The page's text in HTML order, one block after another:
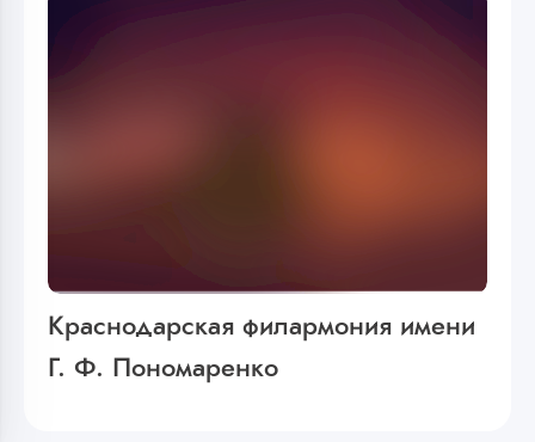
Краснодарская филармония имени
Г. Ф. Пономаренко